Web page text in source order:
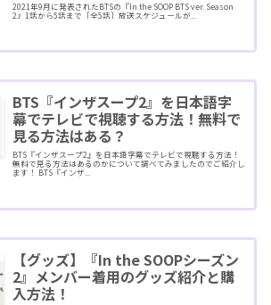
2021年9月に発表されたBTSの『In the SOOP BTS ver. Season
2』1話から5話まで［全5話］放送スケジュールが...
BTS『インザスープ2』を日本語字
幕でテレビで視聴する方法！無料で
見る方法はある？
BTS『インザスープ2』を日本語字幕でテレビで視聴する方法！
無料で見る方法はあるのかについて調べてみましたのでご紹介し
ます！ BTS『インザ...
【グッズ】『In the SOOPシーズン
2』メンバー着用のグッズ紹介と購
入方法！